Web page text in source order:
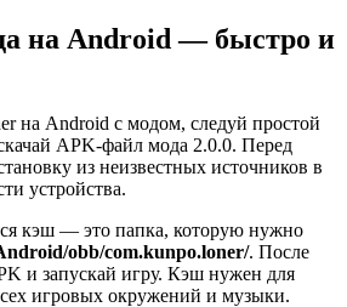
на Android — быстро и
на Android с модом, следуй простой
APK-файл мода 2.0.0. Перед
из неизвестных источников в
устройства.
кэш — это папка, которую нужно
obb/com.kunpo.loner/. После
и запускай игру. Кэш нужен для
игровых окружений и музыки.